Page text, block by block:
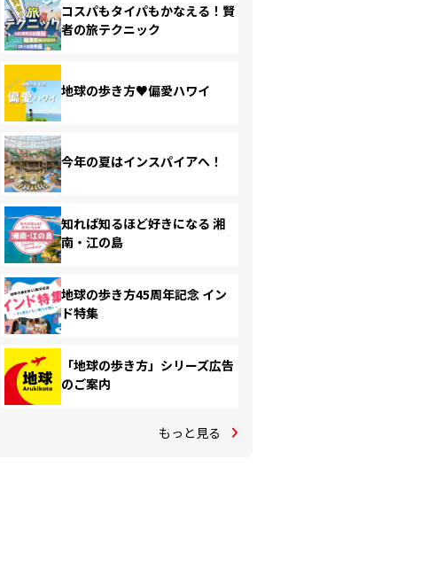
コスパもタイパもかなえる！賢
者の旅テクニック
地球の歩き方♥偏愛ハワイ
今年の夏はインスパイアへ！
知れば知るほど好きになる 湘
南・江の島
地球の歩き方45周年記念 イン
ド特集
「地球の歩き方」シリーズ広告
のご案内
もっと見る